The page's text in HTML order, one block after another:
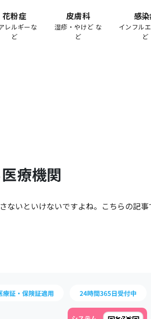
花粉症
レルギーな
ど
皮膚科
湿疹・やけど な
ど
感
インフル
ど
療機関
ないといけないですよね。こちらの記事